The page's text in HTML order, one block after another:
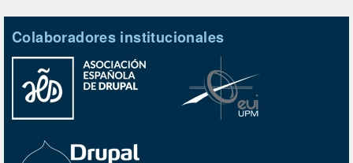
Colaboradores institucionales